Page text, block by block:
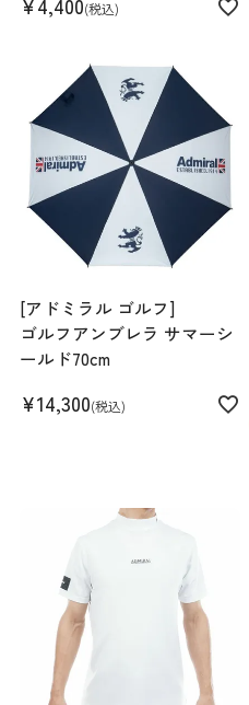
158cm
M
スペック
ナイロン88%
30/NVY ポリ
中国
吸水速乾 ス
¥4,400 税込
[アドミラル ゴルフ]
ゴルフアンブレラ サマーシ
ールド70cm
¥14,300 税込